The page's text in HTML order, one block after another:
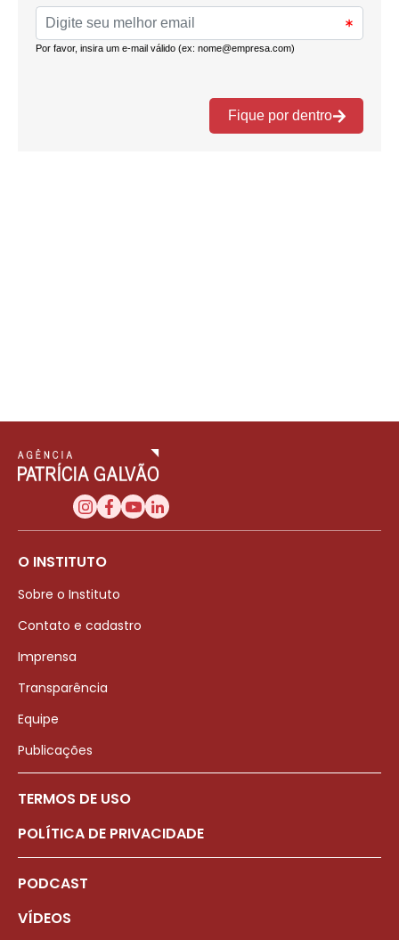
O INSTITUTO
Sobre o Instituto
Contato e cadastro
Imprensa
Transparência
Equipe
Publicações
TERMOS DE USO
POLÍTICA DE PRIVACIDADE
PODCAST
VÍDEOS